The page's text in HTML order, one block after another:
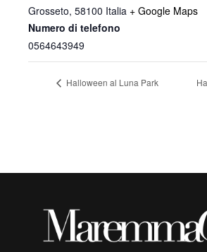
Grosseto, 58100 Italia + Google Maps
Numero di telefono
0564643949
Halloween al Luna Park